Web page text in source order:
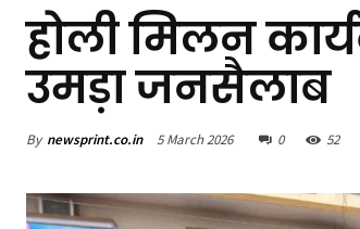
होली मिलन
उमड़ा जनसैलाब
By newsprint.co.in 5 March 2026 0 52